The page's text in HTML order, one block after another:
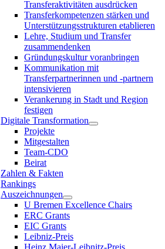
Transferaktivitäten ausdrücken
Transferkompetenzen stärken und
Unterstützungsstrukturen etablieren
Lehre, Studium und Transfer
zusammendenken
Gründungskultur voranbringen
Kommunikation mit
Transferpartnerinnen und -partnern
intensivieren
Verankerung in Stadt und Region
festigen
Digitale Transformation
Projekte
Mitgestalten
Team-CDO
Beirat
Zahlen & Fakten
Rankings
Auszeichnungen
U Bremen Excellence Chairs
ERC Grants
EIC Grants
Leibniz-Preis
Heinz Maier-Leibnitz-Preis